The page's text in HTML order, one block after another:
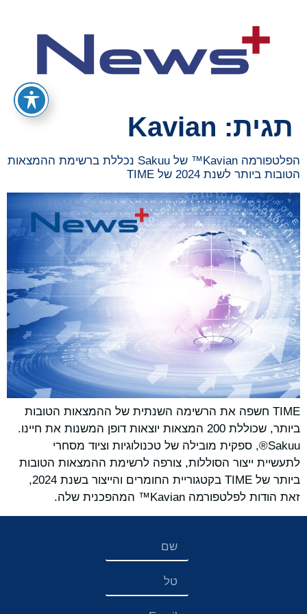
תגית: Kavian
הפלטפורמה Kavian™ של Sakuu נכללת ברשימת ההמצאות
הטובות ביותר לשנת 2024 של TIME
TIME חשפה את הרשימה השנתית של ההמצאות הטובות
ביותר, שכוללת 200 המצאות יוצאות דופן המשנות את חיינו.
Sakuu®, ספקית מובילה של טכנולוגיות וציוד מסחרי
לתעשיית ייצור הסוללות, צורפה לרשימת ההמצאות הטובות
ביותר של TIME בקטגוריית החומרים והייצור בשנת 2024,
זאת הודות לפלטפורמה Kavian™ המהפכנית שלה.